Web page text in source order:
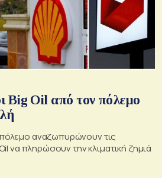
Big Oil από τον πόλεμο
αναζωπυρώνουν τις
να πληρώσουν την κλιματική ζημιά